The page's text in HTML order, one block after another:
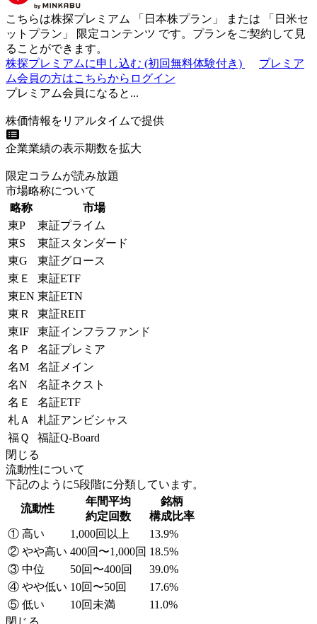
こちらは株探プレミアム 「 日本株プラン 」 または 「 日米セ
ットプラン 」 限定コンテンツ です。プランをご契約して見
ることができます。
株探プレミアムに申し込む (初回無料体験付き)
プレミア
ム会員の方はこちらからログイン
プレミアム会員になると...
株価情報をリアルタイムで提供
企業業績の表示期数を拡大
限定コラムが読み放題
市場略称について
略称
市場
東P
東証プライム
東S
東証スタンダード
東G
東証グロース
東Ｅ
東証ETF
東EN 東証ETN
東Ｒ
東証REIT
東IF
東証インフラファンド
名Ｐ
名証プレミア
名M
名証メイン
名N
名証ネクスト
名Ｅ
名証ETF
札Ａ
札証アンビシャス
福Ｑ
福証Q-Board
閉じる
流動性について
下記のように5段階に分類しています。
流動性
年間平均
約定回数
銘柄
構成比率
① 高い
1,000回以上
13.9%
② やや高い 400回〜1,000回 18.5%
③ 中位
50回〜400回
39.0%
④ やや低い 10回〜50回
17.6%
⑤ 低い
10回未満
11.0%
閉じる